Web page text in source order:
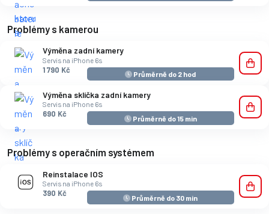
Problémy s kamerou
Výměna zadní kamery
Servis na iPhone 6s
1 790 Kč
Průměrně do 2 hod
Výměna sklíčka zadní kamery
Servis na iPhone 6s
690 Kč
Průměrně do 15 min
Problémy s operačním systémem
Reinstalace IOS
Servis na iPhone 6s
390 Kč
Průměrně do 30 min